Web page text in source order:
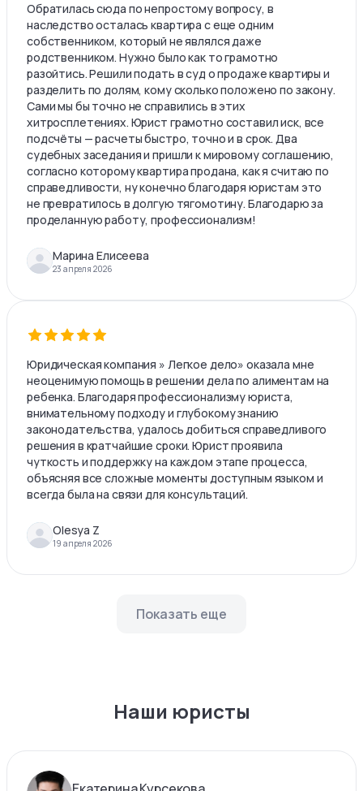
Обратилась сюда по непростому вопросу, в
наследство осталась квартира с еще одним
собственником, который не являлся даже
родственником. Нужно было как то грамотно
разойтись. Решили подать в суд о продаже квартиры и
разделить по долям, кому сколько положено по закону.
Сами мы бы точно не справились в этих
хитросплетениях. Юрист грамотно составил иск, все
подсчёты — расчеты быстро, точно и в срок. Два
судебных заседания и пришли к мировому соглашению,
согласно которому квартира продана, как я считаю по
справедливости, ну конечно благодаря юристам это
не превратилось в долгую тягомотину. Благодарю за
проделанную работу, профессионализм!
Марина Елисеева
23 апреля 2026
Юридическая компания » Легкое дело» оказала мне
неоценимую помощь в решении дела по алиментам на
ребенка. Благодаря профессионализму юриста,
внимательному подходу и глубокому знанию
законодательства, удалось добиться справедливого
решения в кратчайшие сроки. Юрист проявила
чуткость и поддержку на каждом этапе процесса,
объясняя все сложные моменты доступным языком и
всегда была на связи для консультаций.
Olesya Z
19 апреля 2026
Показать еще
Наши юристы